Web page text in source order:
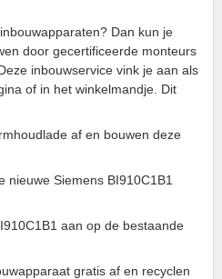
Dan kun je
door gecertificeerde monteurs
inbouwservice vink je aan als
of in het winkelmandje. Dit
af en bouwen deze
nieuwe Siemens BI910C1B1
aan op de bestaande
gratis af en recyclen